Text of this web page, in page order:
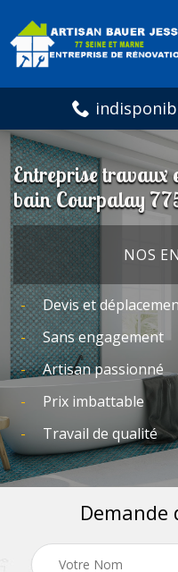
Entreprise travaux
bain Courpalay
NOS
Devis et
Sans engagement
Artisan passionné
Prix imbattable
Travail de qualité